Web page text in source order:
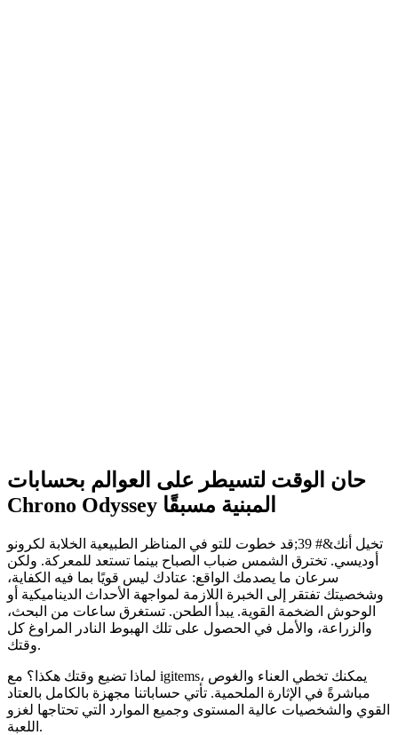
حان الوقت لتسيطر على العوالم بحسابات
Chrono Odyssey المبنية مسبقًا
تخيل أنك&# 39;قد خطوت للتو في المناظر الطبيعية الخلابة لكرونو
أوديسي. تخترق الشمس ضباب الصباح بينما تستعد للمعركة. ولكن
سرعان ما يصدمك الواقع: عتادك ليس قويًا بما فيه الكفاية،
وشخصيتك تفتقر إلى الخبرة اللازمة لمواجهة الأحداث الديناميكية أو
الوحوش الضخمة القوية. يبدأ الطحن. تستغرق ساعات من البحث،
والزراعة، والأمل في الحصول على تلك الهبوط النادر المراوغ كل
وقتك.
لماذا تضيع وقتك هكذا؟ مع igitems، يمكنك تخطي العناء والغوص
مباشرةً في الإثارة الملحمية. تأتي حساباتنا مجهزة بالكامل بالعتاد
القوي والشخصيات عالية المستوى وجميع الموارد التي تحتاجها لغزو
اللعبة.